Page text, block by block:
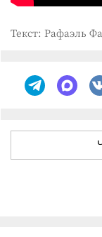
Текст: Рафаэль